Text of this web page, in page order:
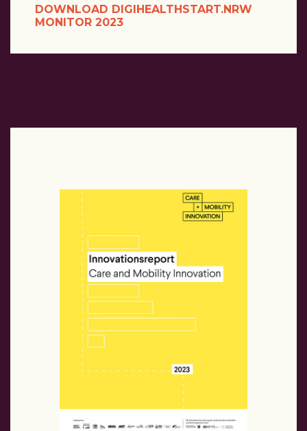
DOWNLOAD DIGIHEALTHSTART.NRW
MONITOR 2023